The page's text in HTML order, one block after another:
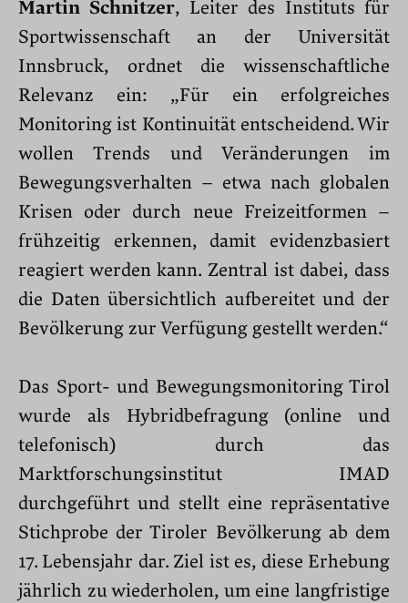
Martin Schnitzer, Leiter des Instituts für
Sportwissenschaft an der Universität
Innsbruck, ordnet die wissenschaftliche
Relevanz ein: „Für ein erfolgreiches
Monitoring ist Kontinuität entscheidend. Wir
wollen Trends und Veränderungen im
Bewegungsverhalten – etwa nach globalen
Krisen oder durch neue Freizeitformen –
frühzeitig erkennen, damit evidenzbasiert
reagiert werden kann. Zentral ist dabei, dass
die Daten übersichtlich aufbereitet und der
Bevölkerung zur Verfügung gestellt werden.“
Das Sport- und Bewegungsmonitoring Tirol
wurde als Hybridbefragung (online und
telefonisch) durch das
Marktforschungsinstitut IMAD
durchgeführt und stellt eine repräsentative
Stichprobe der Tiroler Bevölkerung ab dem
17. Lebensjahr dar. Ziel ist es, diese Erhebung
jährlich zu wiederholen, um eine langfristige